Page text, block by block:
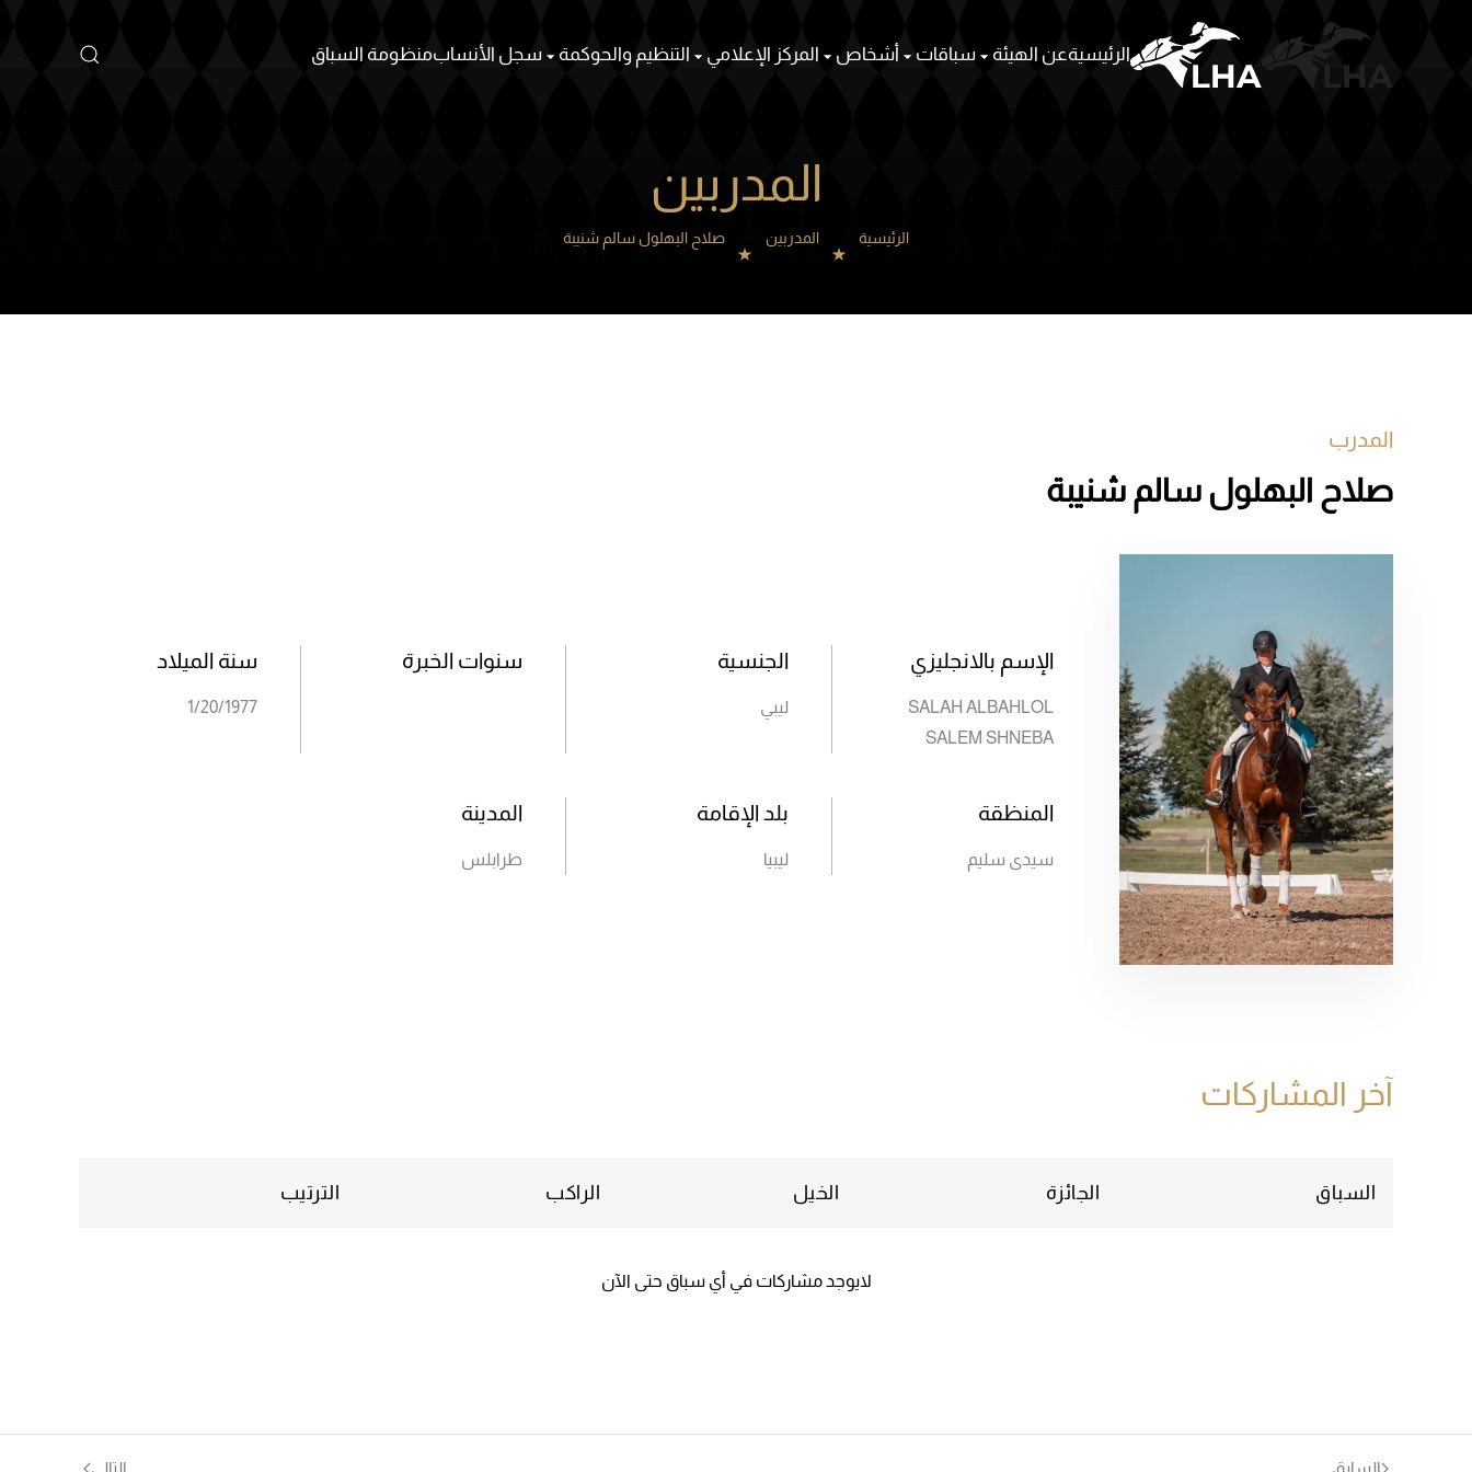
Skip to main content الرئيسيةعن الهيئة سباقات أشخاص المركز الإعلامي التنظيم والحوكمة سجل الأنسابمنظومة السباق
المدربين
الرئيسية المدربين صلاح البهلول سالم شنيبة
المدرب
صلاح البهلول سالم شنيبة
الإسم بالانجليزي
SALAH ALBAHLOL
SALEM SHNEBA
الجنسية
ليبي
سنوات الخبرة سنة الميلاد
1/20/1977
المنظقة
سيدى سليم
بلد الإقامة
ليبيا
المدينة
طرابلس
آخر المشاركات
السباق الجائزة الخيل الراكب الترتيب
لايوجد مشاركات في أي سباق حتى الآن
السابق التالي